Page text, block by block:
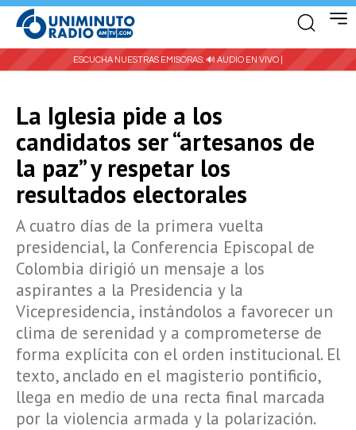
ESCUCHA NUESTRAS EMISORAS: 🔊 AUDIO EN VIVO |
La Iglesia pide a los
candidatos ser “artesanos de
la paz” y respetar los
resultados electorales
A cuatro días de la primera vuelta
presidencial, la Conferencia Episcopal de
Colombia dirigió un mensaje a los
aspirantes a la Presidencia y la
Vicepresidencia, instándolos a favorecer un
clima de serenidad y a comprometerse de
forma explícita con el orden institucional. El
texto, anclado en el magisterio pontificio,
llega en medio de una recta final marcada
por la violencia armada y la polarización.